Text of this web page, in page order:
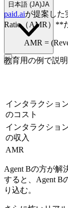
日本語 (JA)JA
paid.aiが提案した
Ratio（AMR）**
AMR =
教育用の例で説明
インタラクショ
のコスト
インタラクショ
の収入
AMR
Agent Bの方が解
すると、Agent B
り込む。